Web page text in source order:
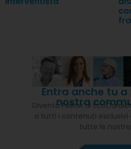
Entra anche tu
nostra
Diventa Fellow di
a tutti i contenuti esclusivi
tutte le